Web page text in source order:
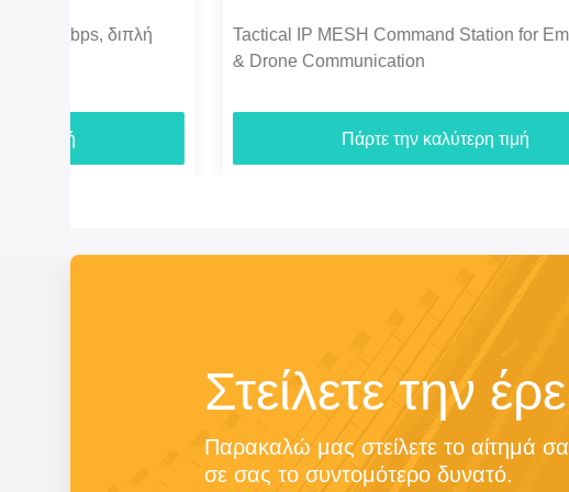
Tactical IP MESH Command Station for Emergency
& Drone Communication
Πάρτε την καλύτερη τιμή
Στείλετε την
Παρακαλώ μας στείλετε το αίτημά
σε σας το συντομότερο δυνατό.